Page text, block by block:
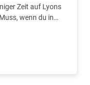
Zeit auf Lyons
wenn du in